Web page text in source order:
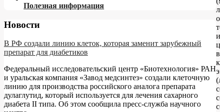
Полезная информация
Новости
В РФ создали линию клеток, которая заменит зарубежный
препарат для диабетиков
Федеральный исследовательский центр «Биотехнология» РАН
и уральская компания «Завод медсинтез» создали клеточную
линию для производства российского аналога препарата
дулаглутид, который используется для лечения сахарного
диабета II типа. Об этом сообщила пресс-служба научного
и